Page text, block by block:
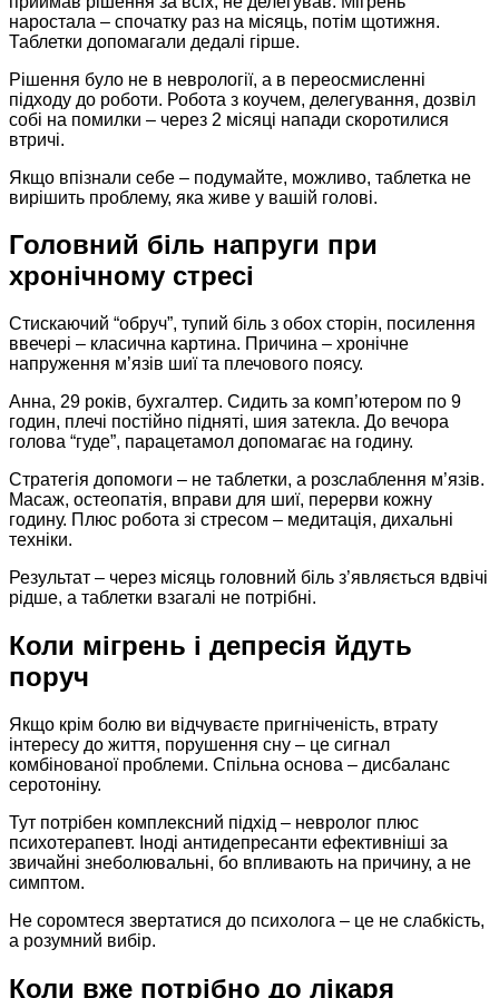
наростала – спочатку раз на місяць, потім щотижня.
Таблетки допомагали дедалі гірше.
Рішення було не в неврології, а в переосмисленні
підходу до роботи. Робота з коучем, делегування, дозвіл
собі на помилки – через 2 місяці напади скоротилися
втричі.
Якщо впізнали себе – подумайте, можливо, таблетка не
вирішить проблему, яка живе у вашій голові.
Головний біль напруги при
хронічному стресі
Стискаючий “обруч”, тупий біль з обох сторін, посилення
ввечері – класична картина. Причина – хронічне
напруження м’язів шиї та плечового поясу.
Анна, 29 років, бухгалтер. Сидить за комп’ютером по 9
годин, плечі постійно підняті, шия затекла. До вечора
голова “гуде”, парацетамол допомагає на годину.
Стратегія допомоги – не таблетки, а розслаблення м’язів.
Масаж, остеопатія, вправи для шиї, перерви кожну
годину. Плюс робота зі стресом – медитація, дихальні
техніки.
Результат – через місяць головний біль з’являється вдвічі
рідше, а таблетки взагалі не потрібні.
Коли мігрень і депресія йдуть
поруч
Якщо крім болю ви відчуваєте пригніченість, втрату
інтересу до життя, порушення сну – це сигнал
комбінованої проблеми. Спільна основа – дисбаланс
серотоніну.
Тут потрібен комплексний підхід – невролог плюс
психотерапевт. Іноді антидепресанти ефективніші за
звичайні знеболювальні, бо впливають на причину, а не
симптом.
Не соромтеся звертатися до психолога – це не слабкість,
а розумний вибір.
Коли вже потрібно до лікаря